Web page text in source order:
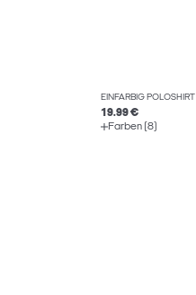
EINFARBIG POLOSHIRT
19.99 €
Farben (8)